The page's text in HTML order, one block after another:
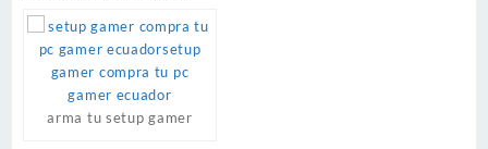
arma tu setup gamer